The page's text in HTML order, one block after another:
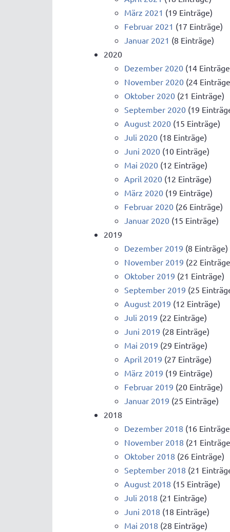
März 2021 (19 Einträge)
Februar 2021 (17 Einträge)
Januar 2021 (8 Einträge)
2020
Dezember 2020 (14
November 2020 (24
Oktober 2020 (21 Einträge)
September 2020 (19
August 2020 (15 Einträge)
Juli 2020 (18 Einträge)
Juni 2020 (10 Einträge)
Mai 2020 (12 Einträge)
April 2020 (12 Einträge)
März 2020 (19 Einträge)
Februar 2020 (26 Einträge)
Januar 2020 (15 Einträge)
2019
Dezember 2019 (8 Einträge)
November 2019 (22
Oktober 2019 (21 Einträge)
September 2019 (25
August 2019 (12 Einträge)
Juli 2019 (22 Einträge)
Juni 2019 (28 Einträge)
Mai 2019 (29 Einträge)
April 2019 (27 Einträge)
März 2019 (19 Einträge)
Februar 2019 (20 Einträge)
Januar 2019 (25 Einträge)
2018
Dezember 2018 (16
November 2018 (21
Oktober 2018 (26 Einträge)
September 2018 (21
August 2018 (15 Einträge)
Juli 2018 (21 Einträge)
Juni 2018 (18 Einträge)
Mai 2018 (28 Einträge)